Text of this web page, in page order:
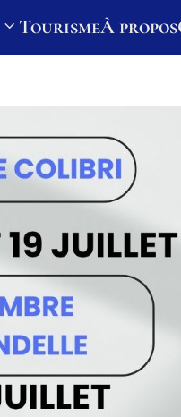
TourismeÀ propos